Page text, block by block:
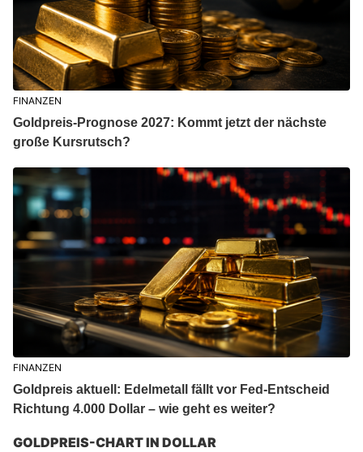
FINANZEN
Goldpreis-Prognose 2027: Kommt jetzt der nächste
große Kursrutsch?
FINANZEN
Goldpreis aktuell: Edelmetall fällt vor Fed-Entscheid
Richtung 4.000 Dollar – wie geht es weiter?
GOLDPREIS-CHART IN DOLLAR